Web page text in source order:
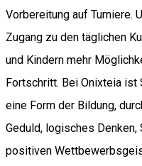
Vorbereitung auf Turniere.
Zugang zu den täglichen
und Kindern mehr
Fortschritt. Bei Onixteia ist
eine Form der Bildung,
Geduld, logisches
positiven